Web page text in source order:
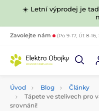
☀️ Letní výprodej je
Zavolejte nám (Po 9-17, Út 8-
Úvod Blog
Články
Tápete ve stelivech pro
srovnání!